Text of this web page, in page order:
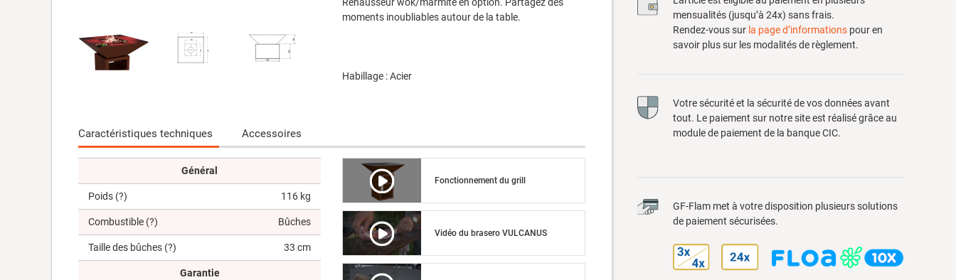
moments inoubliables autour de la table.
Habillage : Acier
Caractéristiques techniques Accessoires
Général
Poids (?) 116 kg
Combustible (?) Bûches
Taille des bûches (?) 33 cm
Garantie
Fonctionnement du grill
Vidéo du brasero VULCANUS
mensualités (jusqu’à 24x) sans frais.
Rendez-vous sur la page d’informations pour en
savoir plus sur les modalités de règlement.
Votre sécurité et la sécurité de vos données avant
tout. Le paiement sur notre site est réalisé grâce au
module de paiement de la banque CIC.
GF-Flam met à votre disposition plusieurs solutions
de paiement sécurisées.